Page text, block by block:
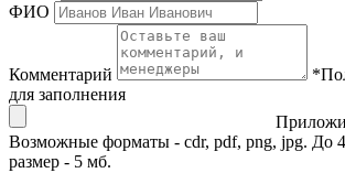
ФИО
Комментарий *
для заполнения
Возможные форматы - cdr, pdf, png, jpg. До
размер - 5 мб.